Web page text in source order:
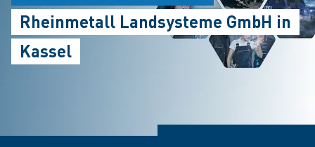
Rheinmetall Landsysteme GmbH in
Kassel